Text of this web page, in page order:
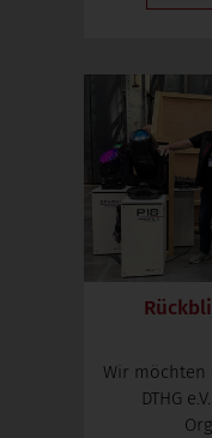
Wir möchten
DTHG